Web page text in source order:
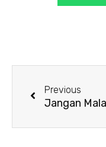
Previous
Sarung Bantal